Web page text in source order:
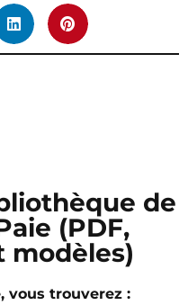
de
(PDF,
modèles)
vous trouverez :